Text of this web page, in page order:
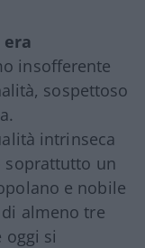
insofferente
sospettoso
intrinseca
soprattutto un
e nobile
almeno tre
oggi si